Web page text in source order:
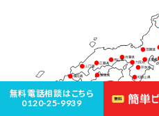
無料電話相談はこちら
0120-25-9939